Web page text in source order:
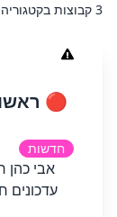
3 קבוצות בקטגוריה
🔴
חדשות
אבי כהן
עדכונים